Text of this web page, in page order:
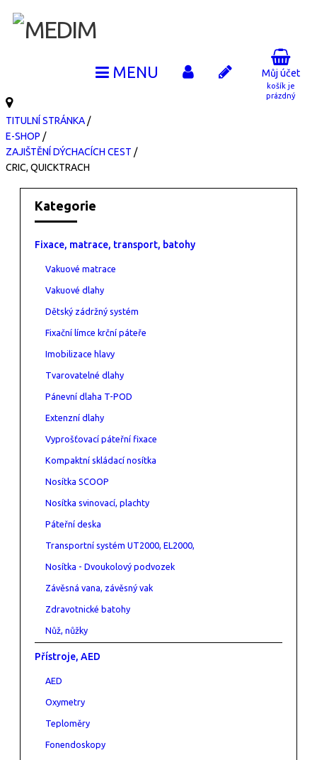
Můj účet
košík je
prázdný
TITULNÍ STRÁNKA /
E-SHOP /
ZAJIŠTĚNÍ DÝCHACÍCH CEST /
CRIC, QUICKTRACH
Kategorie
Fixace, matrace, transport, batohy
Vakuové matrace
Vakuové dlahy
Dětský zádržný systém
Fixační límce krční páteře
Imobilizace hlavy
Tvarovatelné dlahy
Pánevní dlaha T-POD
Extenzní dlahy
Vyprošťovací páteřní fixace
Kompaktní skládací nosítka
Nosítka SCOOP
Nosítka svinovací, plachty
Páteřní deska
Transportní systém UT2000, EL2000,
Nosítka - Dvoukolový podvozek
Závěsná vana, závěsný vak
Zdravotnické batohy
Nůž, nůžky
Přístroje, AED
AED
Oxymetry
Teploměry
Fonendoskopy